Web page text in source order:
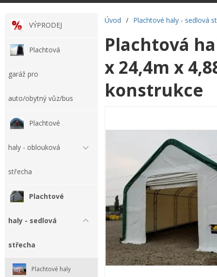
VÝPRODEJ
Plachtová
garáž pro
auto/obytný vůz/bus
Plachtové
haly - oblouková
střecha
Plachtové
haly - sedlová
střecha
Plachtové haly
Úvod / Plachtové haly - sedlová
Plachtová
x 24,4m x
konstrukce